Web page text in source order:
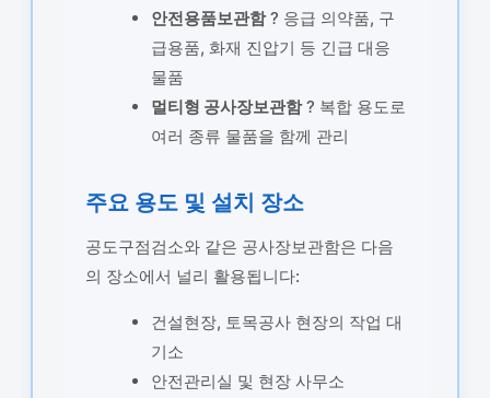
안전용품보관함? 응급 의약품, 구
급용품, 화재 진압기 등 긴급 대응
물품
멀티형 공사장보관함? 복합 용도로
여러 종류 물품을 함께 관리
주요 용도 및 설치 장소
공도구점검소와 같은 공사장보관함은 다음
의 장소에서 널리 활용됩니다:
건설현장, 토목공사 현장의 작업 대
기소
안전관리실 및 현장 사무소